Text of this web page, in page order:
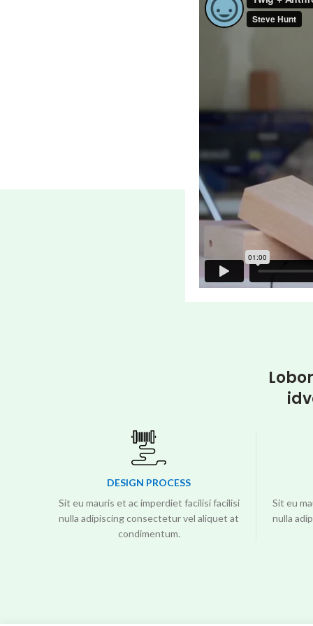
DESIGN PROCESS
Sit eu mauris et ac imperdiet facilisi facilisi
nulla adipiscing consectetur vel aliquet at
condimentum.
Sit eu
nulla